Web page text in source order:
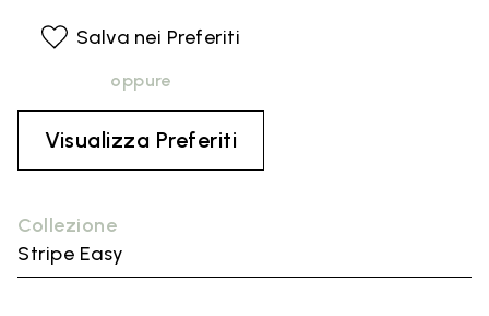
Collezione
Stripe Easy
Salva nei Preferiti
oppure
Visualizza Preferiti